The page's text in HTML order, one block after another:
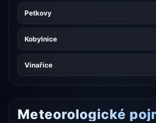
Petkovy
Kobylnice
Vinařice
Meteorologické